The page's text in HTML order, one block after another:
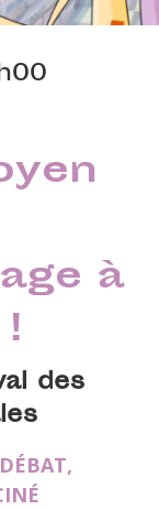
à
des
,